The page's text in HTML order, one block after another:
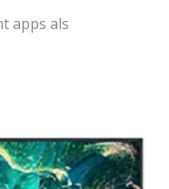
apps als